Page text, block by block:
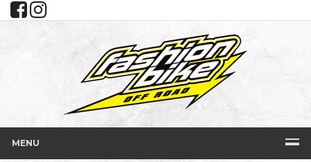
MENU